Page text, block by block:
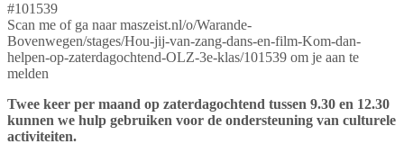
#101539
Scan me of ga naar maszeist.nl/o/Warande-
Bovenwegen/stages/Hou-jij-van-zang-dans-en-film-Kom-dan-
helpen-op-zaterdagochtend-OLZ-3e-klas/101539 om je aan te
melden
Twee keer per maand op zaterdagochtend tussen 9.30 en 12.30
kunnen we hulp gebruiken voor de ondersteuning van culturele
activiteiten.